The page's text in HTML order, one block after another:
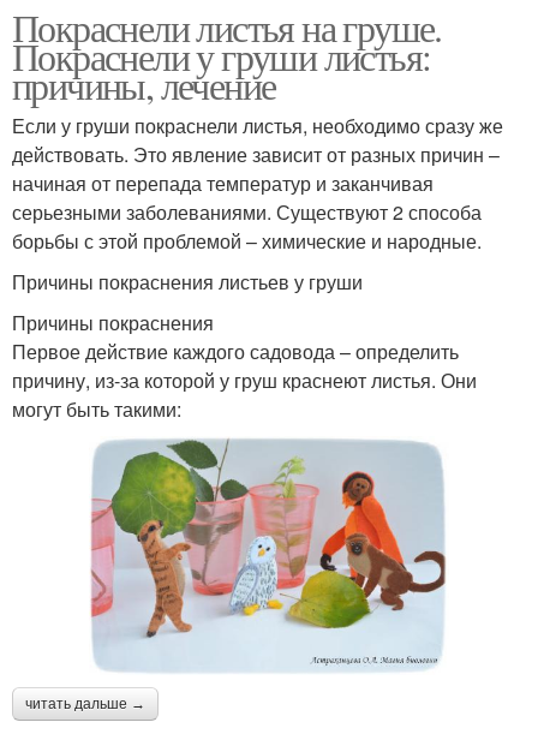
Покраснели листья на груше.
Покраснели у груши листья:
причины, лечение
Если у груши покраснели листья, необходимо сразу же
действовать. Это явление зависит от разных причин –
начиная от перепада температур и заканчивая
серьезными заболеваниями. Существуют 2 способа
борьбы с этой проблемой – химические и народные.
Причины покраснения листьев у груши
Причины покраснения
Первое действие каждого садовода – определить
причину, из-за которой у груш краснеют листья. Они
могут быть такими:
читать дальше →